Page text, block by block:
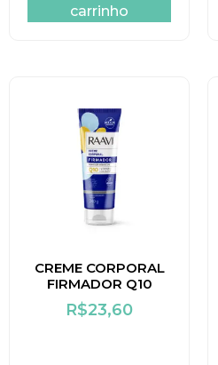
carrinho
CREME CORPORAL
FIRMADOR Q10
R$23,60